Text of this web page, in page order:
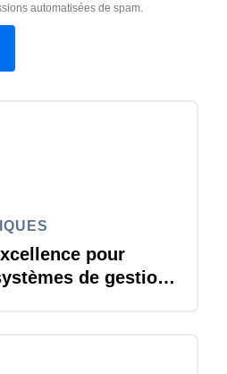
automatisées de spam.
pour
de gestion